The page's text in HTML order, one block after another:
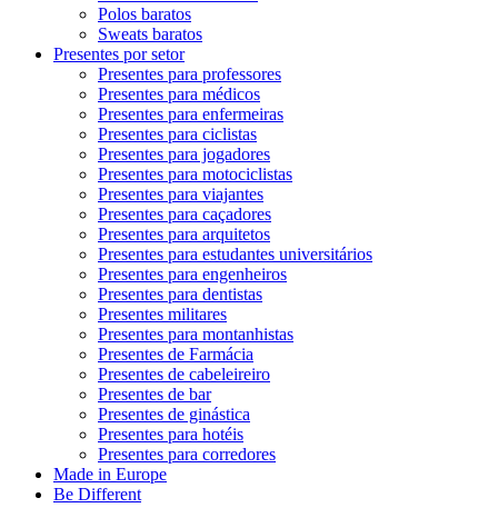
Polos baratos
Sweats baratos
Presentes por setor
Presentes para professores
Presentes para médicos
Presentes para enfermeiras
Presentes para ciclistas
Presentes para jogadores
Presentes para motociclistas
Presentes para viajantes
Presentes para caçadores
Presentes para arquitetos
Presentes para estudantes universitários
Presentes para engenheiros
Presentes para dentistas
Presentes militares
Presentes para montanhistas
Presentes de Farmácia
Presentes de cabeleireiro
Presentes de bar
Presentes de ginástica
Presentes para hotéis
Presentes para corredores
Made in Europe
Be Different